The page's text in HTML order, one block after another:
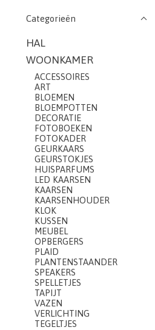
Categorieën
HAL
WOONKAMER
ACCESSOIRES
ART
BLOEMEN
BLOEMPOTTEN
DECORATIE
FOTOBOEKEN
FOTOKADER
GEURKAARS
GEURSTOKJES
HUISPARFUMS
LED KAARSEN
KAARSEN
KAARSENHOUDER
KLOK
KUSSEN
MEUBEL
OPBERGERS
PLAID
PLANTENSTAANDER
SPEAKERS
SPELLETJES
TAPIJT
VAZEN
VERLICHTING
TEGELTJES